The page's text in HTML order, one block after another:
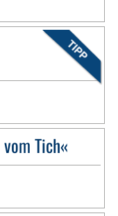
Tich«